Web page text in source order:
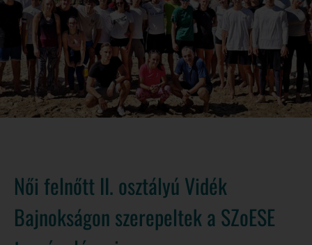
Női felnőtt II. osztályú Vidék
Bajnokságon szerepeltek a SZoESE